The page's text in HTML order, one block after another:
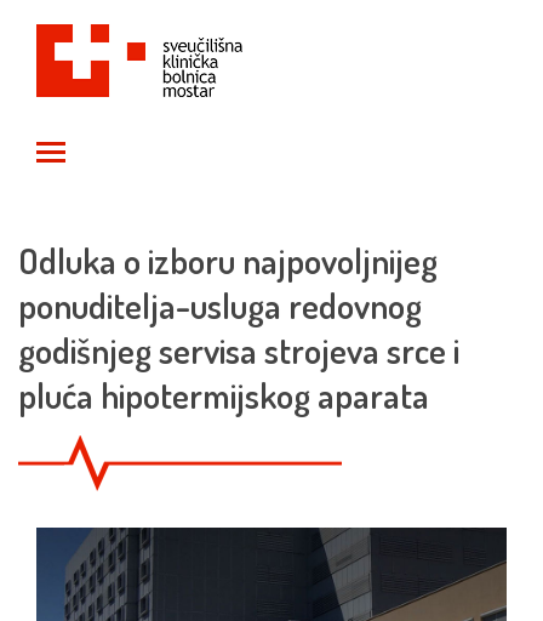
Odluka o izboru najpovoljnijeg
ponuditelja-usluga redovnog
godišnjeg servisa strojeva srce i
pluća hipotermijskog aparata